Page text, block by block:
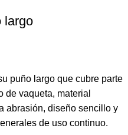
largo
puño largo que cubre parte
de vaqueta, material
abrasión, diseño sencillo y
de uso continuo.